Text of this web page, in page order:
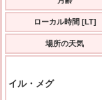
ローカル時間 [LT]
場所の天気
イル・メグ